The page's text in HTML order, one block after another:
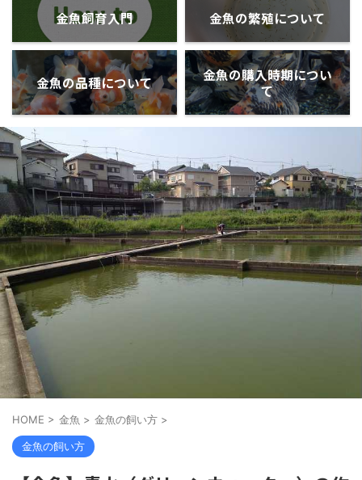
金魚飼育入門 金魚の繁殖について
金魚の品種について
金魚の購入時期につい
て
HOME > 金魚 > 金魚の飼い方 >
金魚の飼い方